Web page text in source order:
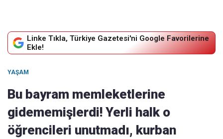
Linke Tıkla, Türkiye Gazetesi'ni Google Favorilerine
Ekle!
YAŞAM
Bu bayram memleketlerine
gidememişlerdi! Yerli halk o
öğrencileri unutmadı, kurban